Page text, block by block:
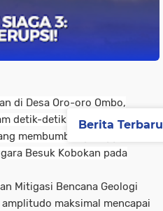
di Desa Oro-oro Ombo,
detik-detik Gunung Semeru
membumbung tinggi
Besuk Kobokan pada
Mitigasi Bencana Geologi
maksimal mencapai
Berita Terbaru